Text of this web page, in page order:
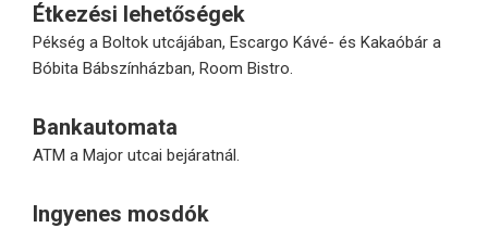
Étkezési lehetőségek
Pékség a Boltok utcájában, Escargo Kávé- és Kakaóbár a
Bóbita Bábszínházban, Room Bistro.
Bankautomata
ATM a Major utcai bejáratnál.
Ingyenes mosdók